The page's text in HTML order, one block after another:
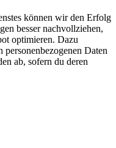
können wir den Erfolg
besser nachvollziehen,
optimieren. Dazu
personenbezogenen Daten
ab, sofern du deren